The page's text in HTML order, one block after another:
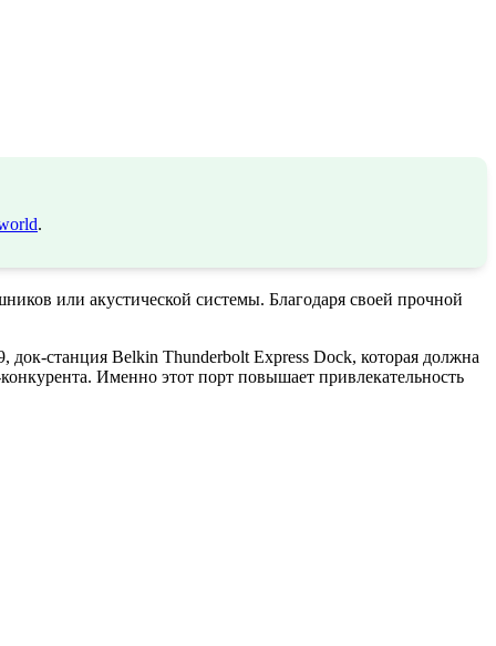
.
или акустической системы. Благодаря своей прочной
док-станция Belkin Thunderbolt Express Dock, которая должна
Именно этот порт повышает привлекательность